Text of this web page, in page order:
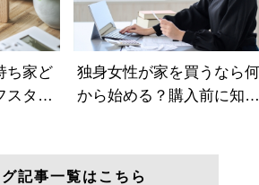
記事一覧はこちら